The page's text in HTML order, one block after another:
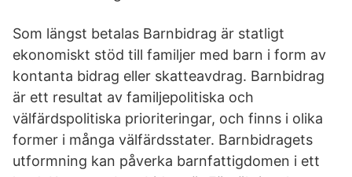
Som längst betalas Barnbidrag är statligt
ekonomiskt stöd till familjer med barn i form av
kontanta bidrag eller skatteavdrag. Barnbidrag
är ett resultat av familjepolitiska och
välfärdspolitiska prioriteringar, och finns i olika
former i många välfärdsstater. Barnbidragets
utformning kan påverka barnfattigdomen i ett